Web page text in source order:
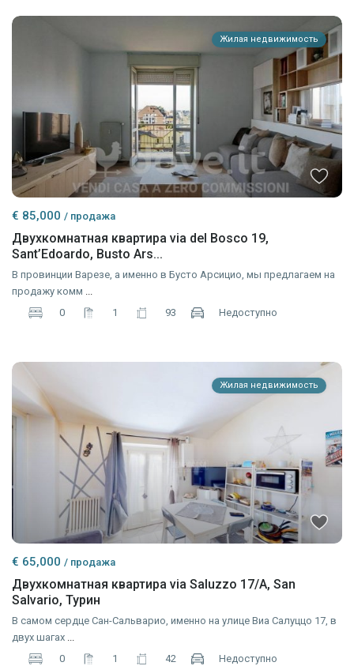
Жилая недвижимость
€ 85,000/ продажа
Двухкомнатная квартира via del Bosco 19,
Sant’Edoardo, Busto Ars...
В провинции Варезе, а именно в Бусто Арсицио, мы предлагаем на
продажу комм ...
0
1 93 Недоступно
Жилая недвижимость
€ 65,000/ продажа
Двухкомнатная квартира via Saluzzo 17/A, San
Salvario, Турин
В самом сердце Сан-Сальварио, именно на улице Виа Салуццо 17, в
двух шагах ...
0
1 42 Недоступно